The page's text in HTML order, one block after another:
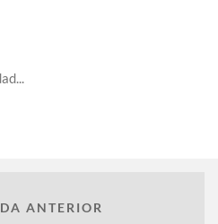
ANTERIOR